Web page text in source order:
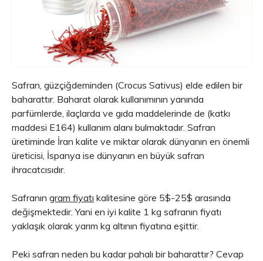
Safran, güzçiğdeminden (Crocus Sativus) elde edilen bir
baharattır. Baharat olarak kullanımının yanında
parfümlerde, ilaçlarda ve gıda maddelerinde de (katkı
maddesi E164) kullanım alanı bulmaktadır. Safran
üretiminde İran kalite ve miktar olarak dünyanın en önemli
üreticisi, İspanya ise dünyanın en büyük safran
ihracatcısıdır.
Safranın gram fiyatı kalitesine göre 5$-25$ arasında
değişmektedir. Yani en iyi kalite 1 kg safranın fiyatı
yaklaşık olarak yarım kg altının fiyatına eşittir.
Peki safran neden bu kadar pahalı bir baharattır? Cevap